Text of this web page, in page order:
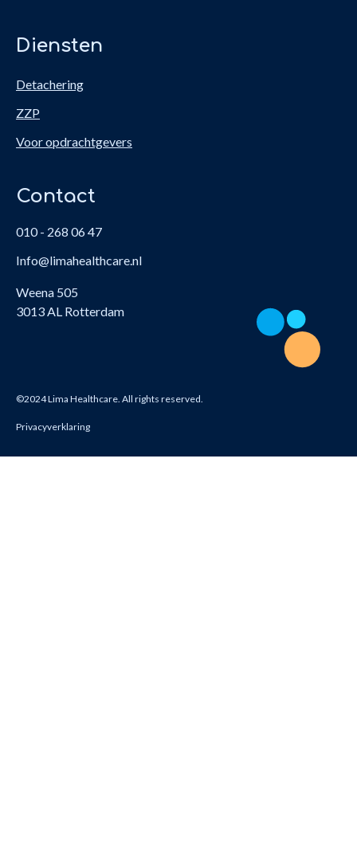
Diensten
Detachering
ZZP
Voor opdrachtgevers
Contact
010 - 268 06 47
Info@limahealthcare.nl
Weena 505
3013 AL Rotterdam
©2024 Lima Healthcare. All rights reserved.
Privacyverklaring